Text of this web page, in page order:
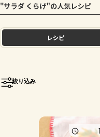
ログイン
ホーム
トーク
人気の食材・レシピ
きゅうり なす
"サラダ くらげ"の人気レシピ
レシピ
絞り込み